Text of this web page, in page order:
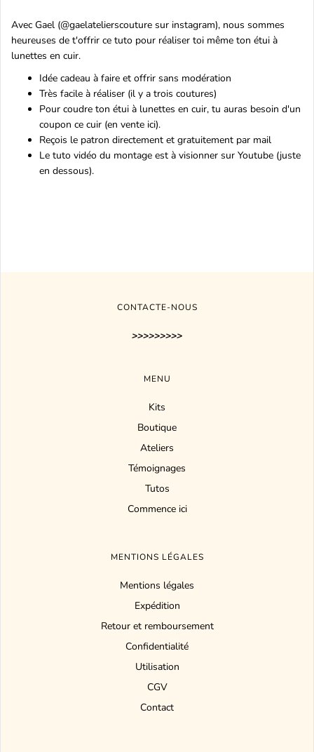
Avec Gael (@gaelatelierscouture sur instagram), nous sommes
heureuses de t'offrir ce tuto pour réaliser toi même ton étui à
lunettes en cuir.
Idée cadeau à faire et offrir sans modération
Très facile à réaliser (il y a trois coutures)
Pour coudre ton étui à lunettes en cuir, tu auras besoin d'un
coupon ce cuir (en vente ici).
Reçois le patron directement et gratuitement par mail
Le tuto vidéo du montage est à visionner sur Youtube (juste
en dessous).
CONTACTE-NOUS
>>>>>>>>>
MENU
Kits
Boutique
Ateliers
Témoignages
Tutos
Commence ici
MENTIONS LÉGALES
Mentions légales
Expédition
Retour et remboursement
Confidentialité
Utilisation
CGV
Contact